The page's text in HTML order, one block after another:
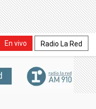
En vivo Radio La Red